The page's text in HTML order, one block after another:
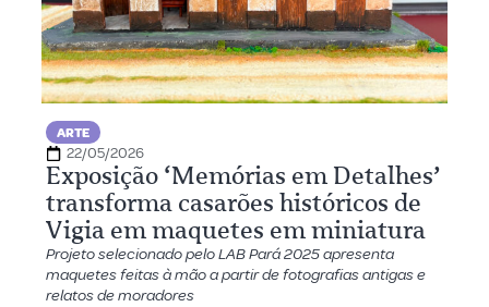
ARTE
22/05/2026
Exposição ‘Memórias em Detalhes’
transforma casarões históricos de
Vigia em maquetes em miniatura
Projeto selecionado pelo LAB Pará 2025 apresenta
maquetes feitas à mão a partir de fotografias antigas e
relatos de moradores